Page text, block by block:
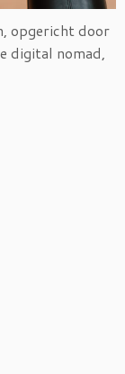
opgericht door
digital nomad,